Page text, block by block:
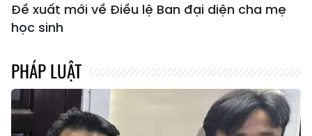
Đề xuất mới về Điều lệ Ban đại diện cha mẹ
học sinh
PHÁP LUẬT